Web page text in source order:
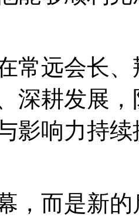
常远会长
深耕发展
影响力持
，而是新